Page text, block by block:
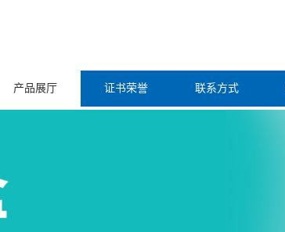
产品展厅 证书荣誉 联系方式